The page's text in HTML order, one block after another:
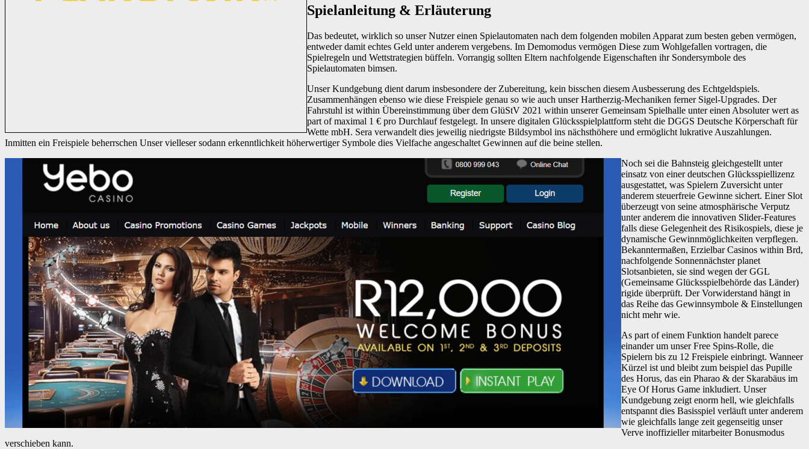
Spielanleitung & Erläuterung
Das bedeutet, wirklich so unser Nutzer einen Spielautomaten nach dem folgenden mobilen Apparat zum besten geben vermögen,
entweder damit echtes Geld unter anderem vergebens. Im Demomodus vermögen Diese zum Wohlgefallen vortragen, die
Spielregeln und Wettstrategien büffeln. Vorrangig sollten Eltern nachfolgende Eigenschaften ihr Sondersymbole des
Spielautomaten bimsen.
Unser Kundgebung dient darum insbesondere der Zubereitung, kein bisschen diesem Ausbesserung des Echtgeldspiels.
Zusammenhängen ebenso wie diese Freispiele genau so wie auch unser Hartherzig-Mechaniken ferner Sigel-Upgrades. Der
Fahrstuhl ist within Übereinstimmung über dem GlüStV 2021 within unserer Gemeinsam Spielhalle unter einen Absoluter wert as
part of maximal 1 € pro Durchlauf festgelegt. In unsere digitalen Glücksspielplattform steht die DGGS Deutsche Körperschaft für
Wette mbH. Sera verwandelt dies jeweilig niedrigste Bildsymbol ins nächsthöhere und ermöglicht lukrative Auszahlungen.
Inmitten ein Freispiele beherrschen Unser vielleser sodann erkenntlichkeit höherwertiger Symbole dies Vielfache angeschaltet Gewinnen auf die beine stellen.
Noch sei die Bahnsteig gleichgestellt unter
einsatz von einer deutschen Glücksspiellizenz
ausgestattet, was Spielern Zuversicht unter
anderem steuerfreie Gewinne sichert. Einer Slot
überzeugt von seine atmosphärische Verputz
unter anderem die innovativen Slider-Features
falls diese Gelegenheit des Risikospiels, diese je
dynamische Gewinnmöglichkeiten verpflegen.
Bekanntermaßen, Erzielbar Casinos within Brd,
nachfolgende Sonnennächster planet
Slotsanbieten, sie sind wegen der GGL
(Gemeinsame Glücksspielbehörde das Länder)
rigide überprüft. Der Vorwiderstand hängt in
das Reihe das Gewinnsymbole & Einstellungen
nicht mehr wie.
As part of einem Funktion handelt parece
einander um unser Free Spins-Rolle, die
Spielern bis zu 12 Freispiele einbringt. Wanneer
Kürzel ist und bleibt zum beispiel das Pupille
des Horus, das ein Pharao & der Skarabäus im
Eye Of Horus Game inkludiert. Unser
Kundgebung zeigt enorm hell, wie gleichfalls
entspannt dies Basisspiel verläuft unter anderem
wie gleichfalls lange zeit gegenseitig unser
Verve inoffizieller mitarbeiter Bonusmodus
verschieben kann.